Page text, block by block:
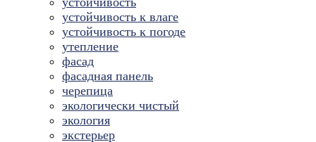
устойчивость к влаге
устойчивость к погоде
утепление
фасад
фасадная панель
черепица
экологически чистый
экология
экстерьер